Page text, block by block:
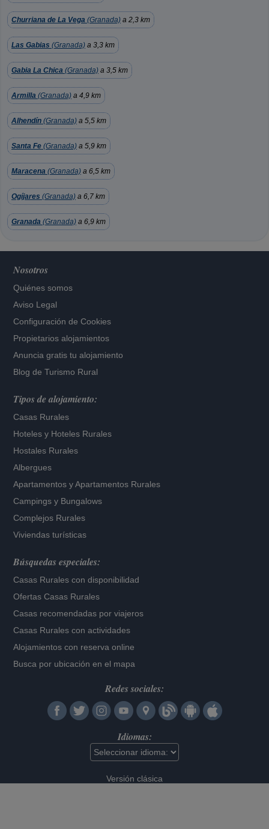
Churriana de La Vega (Granada) a 2,3 km
Las Gabias (Granada) a 3,3 km
Gabia La Chica (Granada) a 3,5 km
Armilla (Granada) a 4,9 km
Alhendín (Granada) a 5,5 km
Santa Fe (Granada) a 5,9 km
Maracena (Granada) a 6,5 km
Ogíjares (Granada) a 6,7 km
Granada (Granada) a 6,9 km
Nosotros
Quiénes somos
Aviso Legal
Configuración de Cookies
Propietarios alojamientos
Anuncia gratis tu alojamiento
Blog de Turismo Rural
Tipos de alojamiento:
Casas Rurales
Hoteles y Hoteles Rurales
Hostales Rurales
Albergues
Apartamentos yApartamentos Rurales
Campings y Bungalows
Complejos Rurales
Viviendas turísticas
Búsquedas especiales:
Casas Rurales con disponibilidad
Ofertas Casas Rurales
Casas recomendadas por viajeros
Casas Rurales con actividades
Alojamientos con reserva online
Busca por ubicación en el mapa
Redes sociales:
Idiomas:
Versión clásica